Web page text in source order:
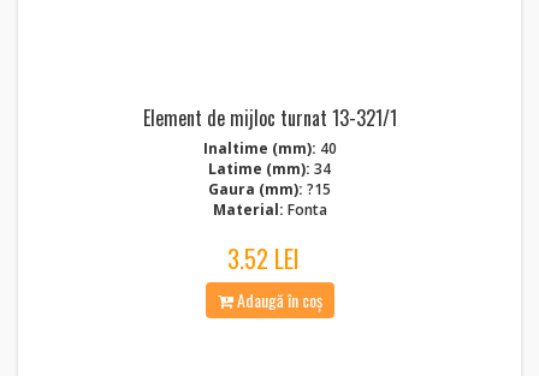
Element de mijloc turnat 13-321/1
Inaltime (mm): 40
Latime (mm): 34
Gaura (mm): ?15
Material: Fonta
3.52 LEI
Adaugă în coș